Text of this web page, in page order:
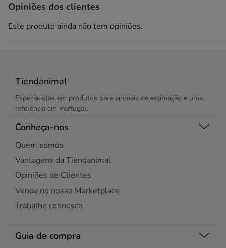
Opiniões dos clientes
Este produto ainda não tem opiniões.
Tiendanimal
Especialistas em produtos para animais de estimação e uma
referência em Portugal.
Conheça-nos
Quem somos
Vantagens da Tiendanimal
Opiniões de Clientes
Venda no nosso Marketplace
Trabalhe connosco
Guia de compra